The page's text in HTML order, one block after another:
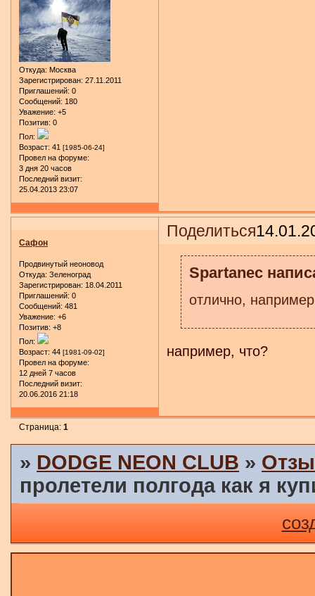
Откуда: Москва
Зарегистрирован: 27.11.2011
Приглашений: 0
Сообщений: 180
Уважение: +5
Позитив: 0
Пол:
Возраст: 41 [1985-06-24]
Провел на форуме:
3 дня 20 часов
Последний визит:
25.04.2013 23:07
Поделиться
Сафон
Продвинутый неоновод
Откуда: Зеленоград
Зарегистрирован: 18.04.2011
Приглашений: 0
Сообщений: 481
Уважение: +6
Позитив: +8
Пол:
Возраст: 44 [1981-09-02]
Провел на форуме:
12 дней 7 часов
Последний визит:
20.06.2016 21:18
Spartanec
отлично,
например, что?
Страница:1
» DODGE NEON CLUB »
пролетели полгода как я